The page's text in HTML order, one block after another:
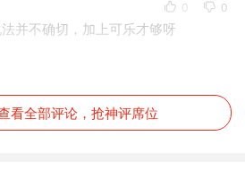
0 0
并不确切，加上可乐才够呀
看全部评论，抢神评席位